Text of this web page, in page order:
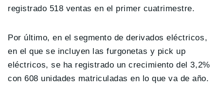
registrado 518 ventas en el primer cuatrimestre.
Por último, en el segmento de derivados eléctricos,
en el que se incluyen las furgonetas y pick up
eléctricos, se ha registrado un crecimiento del 3,2%
con 608 unidades matriculadas en lo que va de año.